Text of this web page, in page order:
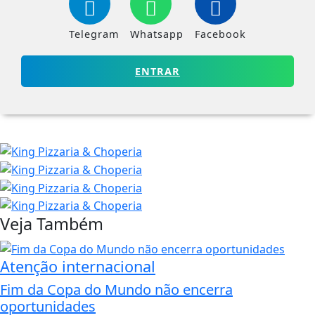
Telegram Whatsapp Facebook
ENTRAR
Veja Também
Atenção internacional
Fim da Copa do Mundo não encerra
oportunidades